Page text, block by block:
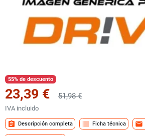
55% de descuento
23,39 € 51,98 €
IVA incluido
assignment Descripción completa format_list_bulleted Ficha técnica mail